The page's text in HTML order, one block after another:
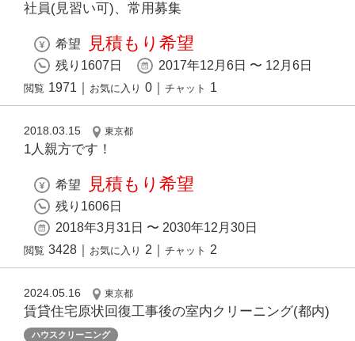
社員(見習い可)、常用募集
希望 見積もり希望
残り1607日 2017年12月6日 〜 12月6日
閲覧 1971 お気に入り 0 チャット 1
2018.03.15 東京都
1人親方です！
希望 見積もり希望
残り1606日
2018年3月31日 〜 2030年12月30日
閲覧 3428 お気に入り 2 チャット 2
2024.05.16 東京都
賃貸住宅原状回復⼯事後の室内クリーニング(都内)
ハウスクリーニング